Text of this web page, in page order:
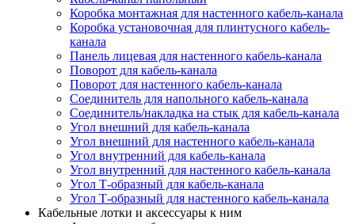
Коробка монтажная для настенного кабель-канала
Коробка установочная для плинтусного кабель-
канала
Панель лицевая для настенного кабель-канала
Поворот для кабель-канала
Поворот для настенного кабель-канала
Соединитель для напольного кабель-канала
Соединитель/накладка на стык для кабель-канала
Угол внешний для кабель-канала
Угол внешний для настенного кабель-канала
Угол внутренний для кабель-канала
Угол внутренний для настенного кабель-канала
Угол Т-образный для кабель-канала
Угол Т-образный для настенного кабель-канала
Кабельные лотки и аксессуары к ним